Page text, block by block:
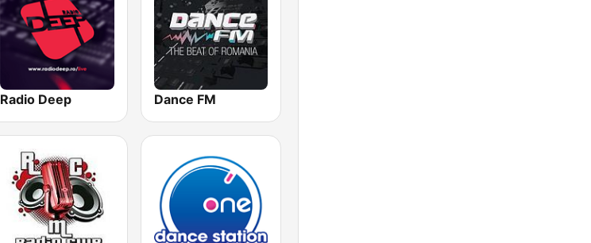
Radio Deep Dance FM